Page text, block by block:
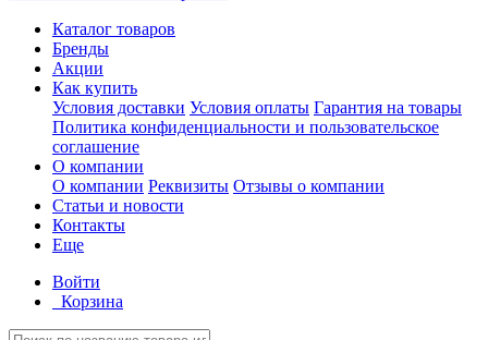
Каталог товаров
Бренды
Акции
Как купить
Условия доставки Условия оплаты Гарантия на товары
Политика конфиденциальности и пользовательское
соглашение
О компании
О компании Реквизиты Отзывы о компании
Статьи и новости
Контакты
Еще
Войти
Корзина